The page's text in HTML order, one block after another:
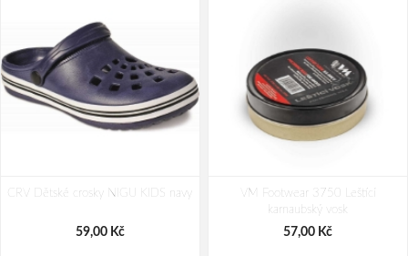
modrá
červená
619,00 Kč
CRV Dětské crosky NIGU KIDS navy
59,00 Kč
VM Footwear 3750 Leštící
karnaubský vosk
57,00 Kč